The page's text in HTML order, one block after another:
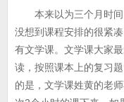
本来以为三个月时间
没想到课程安排的很紧
有文学课。文学课大家
读，按照课本上的复习
的是，文学课姓黄的老